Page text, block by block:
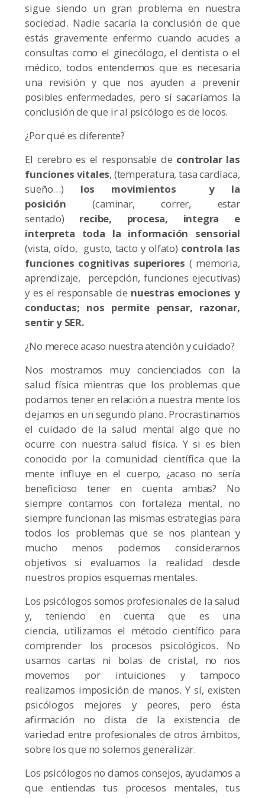
sigue siendo un gran problema en nuestra
sociedad. Nadie sacaría la conclusión de que
estás gravemente enfermo cuando acudes a
consultas como el ginecólogo, el dentista o el
médico, todos entendemos que es necesaria
una revisión y que nos ayuden a prevenir
posibles enfermedades, pero sí sacaríamos la
conclusión de que ir al psicólogo es de locos.
¿Por qué es diferente?
El cerebro es el responsable de controlar las
funciones vitales, (temperatura, tasa cardíaca,
sueño…) los movimientos y la
posición (caminar, correr, estar
sentado) recibe, procesa, integra e
interpreta toda la información sensorial
(vista, oído, gusto, tacto y olfato) controla las
funciones cognitivas superiores ( memoria,
aprendizaje, percepción, funciones ejecutivas)
y es el responsable de nuestras emociones y
conductas; nos permite pensar, razonar,
sentir y SER.
¿No merece acaso nuestra atención y cuidado?
Nos mostramos muy concienciados con la
salud física mientras que los problemas que
podamos tener en relación a nuestra mente los
dejamos en un segundo plano. Procrastinamos
el cuidado de la salud mental algo que no
ocurre con nuestra salud física. Y si es bien
conocido por la comunidad científica que la
mente influye en el cuerpo, ¿acaso no sería
beneficioso tener en cuenta ambas? No
siempre contamos con fortaleza mental, no
siempre funcionan las mismas estrategias para
todos los problemas que se nos plantean y
mucho menos podemos considerarnos
objetivos si evaluamos la realidad desde
nuestros propios esquemas mentales.
Los psicólogos somos profesionales de la salud
y, teniendo en cuenta que es una
ciencia, utilizamos el método científico para
comprender los procesos psicológicos. No
usamos cartas ni bolas de cristal, no nos
movemos por intuiciones y tampoco
realizamos imposición de manos. Y sí, existen
psicólogos mejores y peores, pero ésta
afirmación no dista de la existencia de
variedad entre profesionales de otros ámbitos,
sobre los que no solemos generalizar.
Los psicólogos no damos consejos, ayudamos a
que entiendas tus procesos mentales, tus